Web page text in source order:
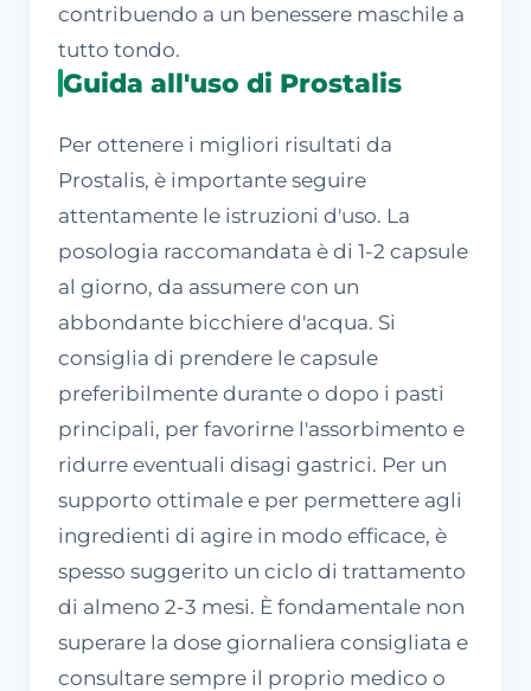
contribuendo a un benessere maschile a
tutto tondo.
Guida all'uso di Prostalis
Per ottenere i migliori risultati da
Prostalis, è importante seguire
attentamente le istruzioni d'uso. La
posologia raccomandata è di 1-2 capsule
al giorno, da assumere con un
abbondante bicchiere d'acqua. Si
consiglia di prendere le capsule
preferibilmente durante o dopo i pasti
principali, per favorirne l'assorbimento e
ridurre eventuali disagi gastrici. Per un
supporto ottimale e per permettere agli
ingredienti di agire in modo efficace, è
spesso suggerito un ciclo di trattamento
di almeno 2-3 mesi. È fondamentale non
superare la dose giornaliera consigliata e
consultare sempre il proprio medico o